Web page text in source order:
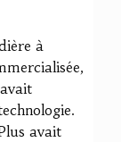
à
avait